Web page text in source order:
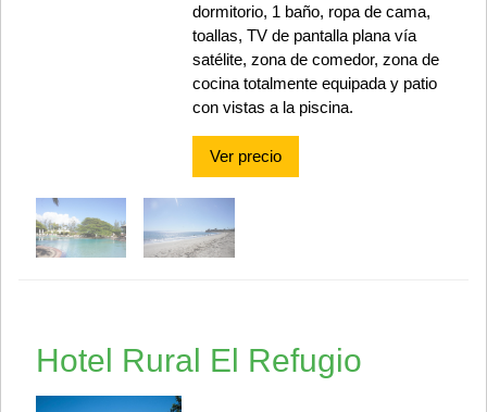
dormitorio, 1 baño, ropa de cama,
toallas, TV de pantalla plana vía
satélite, zona de comedor, zona de
cocina totalmente equipada y patio
con vistas a la piscina.
Ver precio
Hotel Rural El Refugio